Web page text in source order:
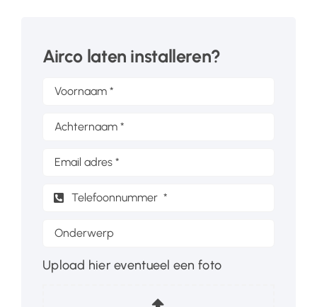
Airco laten installeren?
Upload hier eventueel een foto